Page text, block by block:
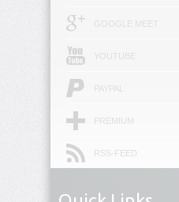
block-
block-
end-
color
border-
block-
GOOGLE MEET
YOUTUBE
PAYPAL
PREMIUM
RSS-FEED